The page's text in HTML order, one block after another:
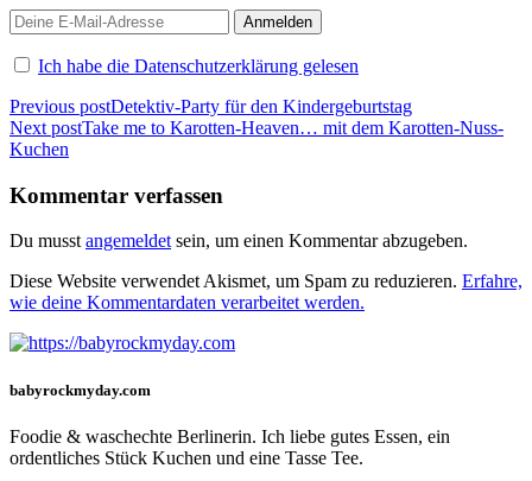
Ich habe die Datenschutzerklärung gelesen
Beitragsnavigation
Previous postDetektiv-Party für den Kindergeburtstag
Next postTake me to Karotten-Heaven… mit dem Karotten-Nuss-
Kuchen
Kommentar verfassen
Du musstangemeldetsein, um einen Kommentar abzugeben.
Diese Website verwendet Akismet, um Spam zu reduzieren. Erfahre,
wie deine Kommentardaten verarbeitet werden.
babyrockmyday.com
Foodie & waschechte Berlinerin. Ich liebe gutes Essen, ein
ordentliches Stück Kuchen und eine Tasse Tee.